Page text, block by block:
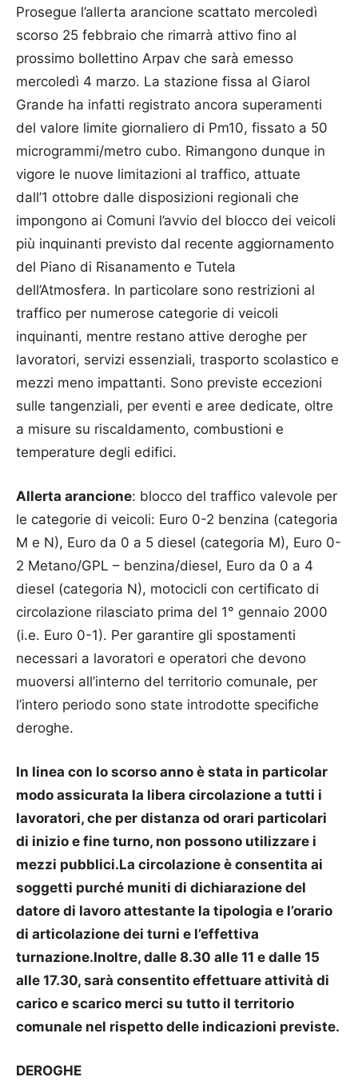
Prosegue l’allerta arancione scattato mercoledì
scorso 25 febbraio che rimarrà attivo fino al
prossimo bollettino Arpav che sarà emesso
mercoledì 4 marzo. La stazione fissa al Giarol
Grande ha infatti registrato ancora superamenti
del valore limite giornaliero di Pm10, fissato a 50
microgrammi/metro cubo. Rimangono dunque in
vigore le nuove limitazioni al traffico, attuate
dall’1 ottobre dalle disposizioni regionali che
impongono ai Comuni l’avvio del blocco dei veicoli
più inquinanti previsto dal recente aggiornamento
del Piano di Risanamento e Tutela
dell’Atmosfera. In particolare sono restrizioni al
traffico per numerose categorie di veicoli
inquinanti, mentre restano attive deroghe per
lavoratori, servizi essenziali, trasporto scolastico e
mezzi meno impattanti. Sono previste eccezioni
sulle tangenziali, per eventi e aree dedicate, oltre
a misure su riscaldamento, combustioni e
temperature degli edifici.
Allerta arancione: blocco del traffico valevole per
le categorie di veicoli: Euro 0-2 benzina (categoria
M e N), Euro da 0 a 5 diesel (categoria M), Euro 0-
2 Metano/GPL – benzina/diesel, Euro da 0 a 4
diesel (categoria N), motocicli con certificato di
circolazione rilasciato prima del 1° gennaio 2000
(i.e. Euro 0-1). Per garantire gli spostamenti
necessari a lavoratori e operatori che devono
muoversi all’interno del territorio comunale, per
l’intero periodo sono state introdotte specifiche
deroghe.
In linea con lo scorso anno è stata in particolar
modo assicurata la libera circolazione a tutti i
lavoratori, che per distanza od orari particolari
di inizio e fine turno, non possono utilizzare i
mezzi pubblici.La circolazione è consentita ai
soggetti purché muniti di dichiarazione del
datore di lavoro attestante la tipologia e l’orario
di articolazione dei turni e l’effettiva
turnazione.Inoltre, dalle 8.30 alle 11 e dalle 15
alle 17.30, sarà consentito effettuare attività di
carico e scarico merci su tutto il territorio
comunale nel rispetto delle indicazioni previste.
DEROGHE